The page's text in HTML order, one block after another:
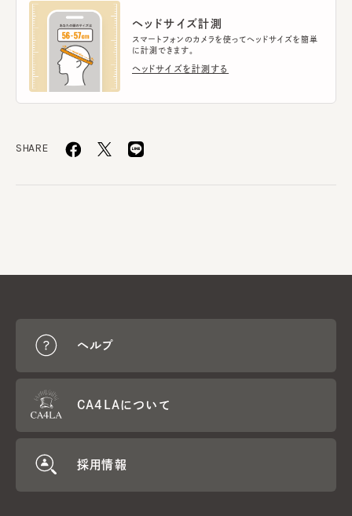
ヘッドサイズ計測
スマートフォンのカメラを使ってヘッドサイズを簡単
に計測できます。
ヘッドサイズを計測する
SHARE
ヘルプ
CA4LAについて
採用情報